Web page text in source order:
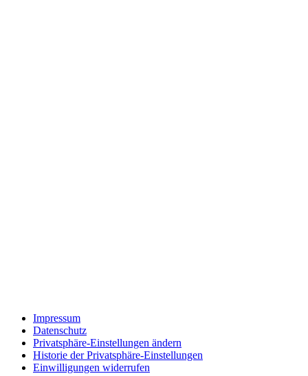
Impressum
Datenschutz
Privatsphäre-Einstellungen ändern
Historie der Privatsphäre-Einstellungen
Einwilligungen widerrufen